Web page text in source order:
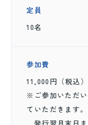
定員
10名
参加費
11,000円（税込
※ご参加いただ
ていただきます。
発行翌月末日